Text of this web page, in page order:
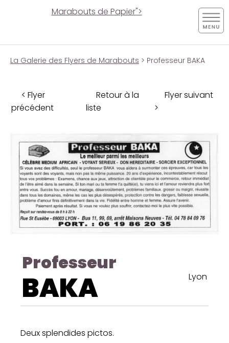
Marabouts de Papier">
La Galerie des Flyers de Marabouts > Professeur BAKA
< Flyer
précédent
Retour à la
liste
Flyer suivant
>
Professeur
BAKA Lyon
Deux splendides pictos.